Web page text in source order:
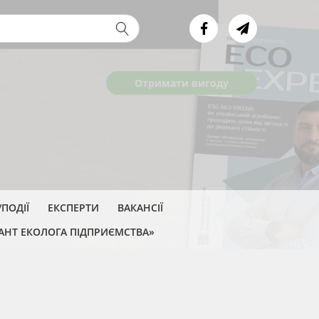
Отримати вигоду
форма
ЕКСПЕРТИ
ВАКАНСІЇ
ЕКОЛОГА ПІДПРИЄМСТВА»